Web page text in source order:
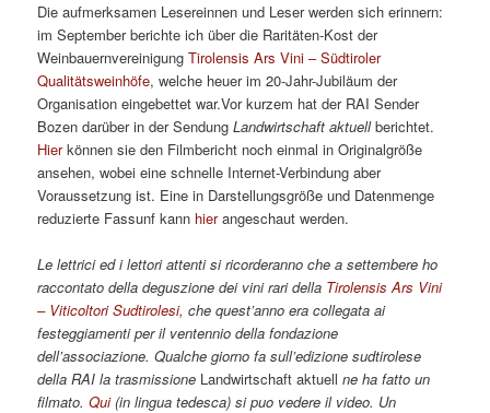
Die aufmerksamen Lesereinnen und Leser werden sich erinnern:
im September berichte ich über die Raritäten-Kost der
WeinbauernvereinigungTirolensis Ars Vini – Südtiroler
Qualitätsweinhöfe, welche heuer im 20-Jahr-Jubiläum der
Organisation eingebettet war.Vor kurzem hat der RAI Sender
Bozen darüber in der SendungLandwirtschaft aktuellberichtet.
Hierkönnen sie den Filmbericht noch einmal in Originalgröße
ansehen, wobei eine schnelle Internet-Verbindung aber
Voraussetzung ist. Eine in Darstellungsgröße und Datenmenge
reduzierte Fassunf kann hierangeschaut werden.
Le lettrici ed i lettori attenti si ricorderanno che a settembere ho
raccontato della deguszione dei vini rari della Tirolensis Ars Vini
– Viticoltori Sudtirolesi, che quest’anno era collegata ai
festeggiamenti per il ventennio della fondazione
dell’associazione. Qualche giorno fa sull’edizione sudtirolese
della RAI la trasmissione Landwirtschaft aktuell ne ha fatto un
filmato.Qui(in lingua tedesca) si puo vedere il video. Un